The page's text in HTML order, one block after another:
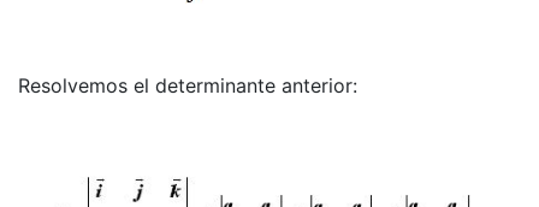
Resolvemos el determinante anterior: